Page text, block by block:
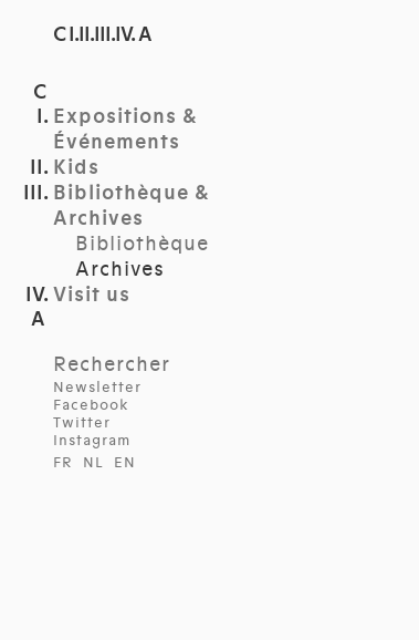
C I.II.III.IV. A
Expositions &
Événements
Kids
Bibliothèque &
Archives
Bibliothèque
Archives
Visit us
Rechercher
Newsletter
Facebook
Twitter
Instagram
FR
NL EN